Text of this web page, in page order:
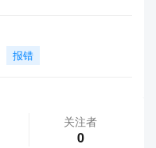
报错
关注者
0